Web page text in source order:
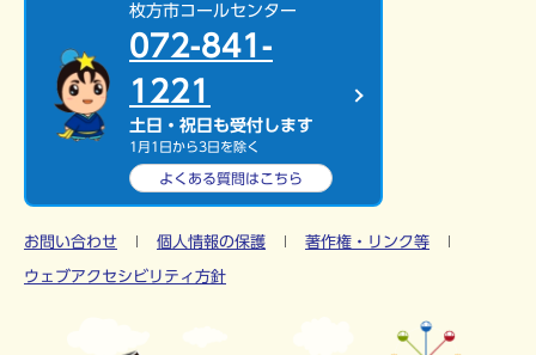
枚方市コールセンター
072-841-
1221
土日・祝日も受付します
1月1日から3日を除く
よくある質問はこちら
お問い合わせ 個人情報の保護 著作権・リンク等
ウェブアクセシビリティ方針